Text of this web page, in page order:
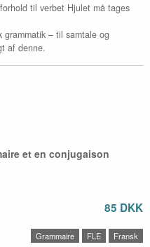
til verbet Hjulet må tages
– til samtale og
af denne.
et en conjugaison
85 DKK
Grammaire FLE Fransk